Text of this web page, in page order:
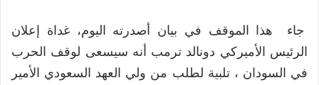
جاء هذا الموقف في بيان أصدرته اليوم، غداة إعلان
الرئيس الأميركي دونالد ترمب أنه سيسعى لوقف الحرب
في السودان ، تلبية لطلب من ولي العهد السعودي الأمير